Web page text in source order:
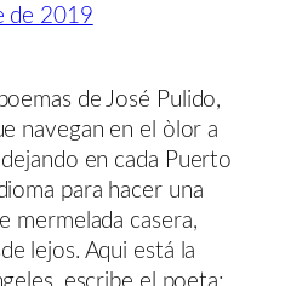
de 2019
de José Pulido,
navegan en el òlor a
en cada Puerto
para hacer una
mermelada casera,
lejos. Aqui está la